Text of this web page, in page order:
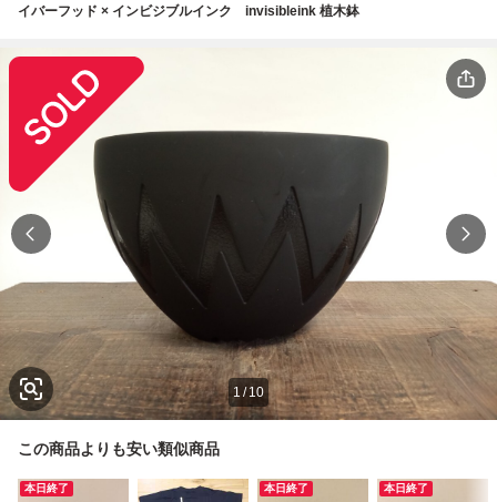
イバーフッド × インビジブルインク invisibleink 植木鉢
1 / 10
この商品よりも安い類似商品
本日終了 本日終了 本日終了